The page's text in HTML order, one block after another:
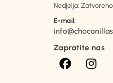
Nedjelja: Zatvoreno
E-mail:
Zapratite nas